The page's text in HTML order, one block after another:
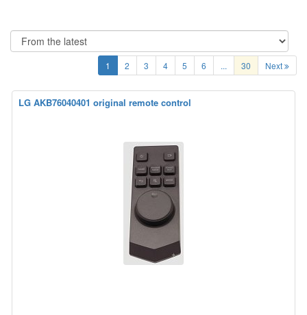
1 2 3 4 5 6 ... 30 Next
LG AKB76040401 original remote control